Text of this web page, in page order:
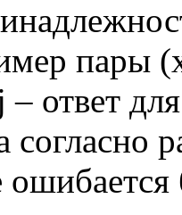
пары (
– ответ
согласно
ошибается